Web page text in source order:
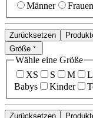
Männer
Frauen
Zurücksetzen
Größe
Wähle eine Größe
XS
S M L
Babys
Kinder
Zurücksetzen